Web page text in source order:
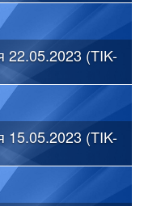
22.05.2023 (TIK-
15.05.2023 (TIK-